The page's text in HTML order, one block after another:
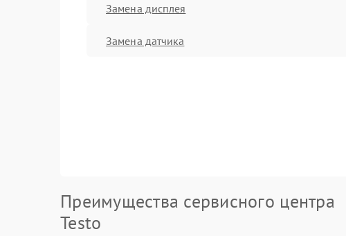
Замена дисплея
Замена датчика
Преимущества сервисного центра
Testo